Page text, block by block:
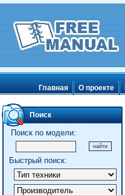
Главная О проекте
Поиск
Поиск по модели:
Быстрый поиск: